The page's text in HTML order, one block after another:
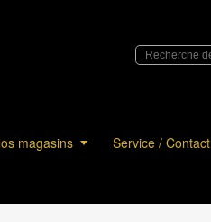
magasins Service / Contact